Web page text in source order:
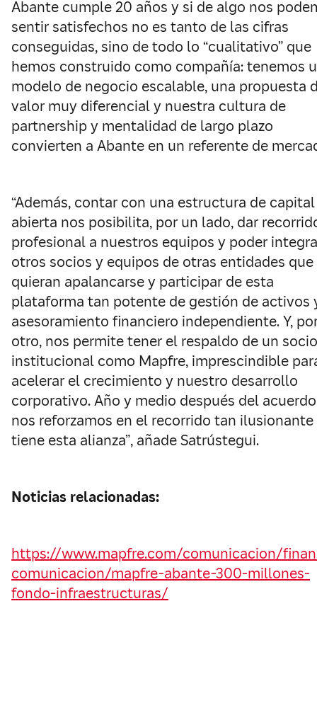
Abante cumple 20 años y si de algo nos
sentir satisfechos no es tanto de las cifras
conseguidas, sino de todo lo “cualitativo” que
hemos construido como compañía: tenemos
modelo de negocio escalable, una propuesta
valor muy diferencial y nuestra cultura de
partnership y mentalidad de largo plazo
convierten a Abante en un referente de
“Además, contar con una estructura de capital
abierta nos posibilita, por un lado, dar
profesional a nuestros equipos y poder
otros socios y equipos de otras entidades que
quieran apalancarse y participar de esta
plataforma tan potente de gestión de activos
asesoramiento financiero independiente. Y,
otro, nos permite tener el respaldo de un socio
institucional como Mapfre, imprescindible
acelerar el crecimiento y nuestro desarrollo
corporativo. Año y medio después del acuerdo
nos reforzamos en el recorrido tan ilusionante
tiene esta alianza”, añade Satrústegui.
Noticias relacionadas:
https://www.mapfre.com/comunicacion/
comunicacion/mapfre-abante-300-millones-
fondo-infraestructuras/